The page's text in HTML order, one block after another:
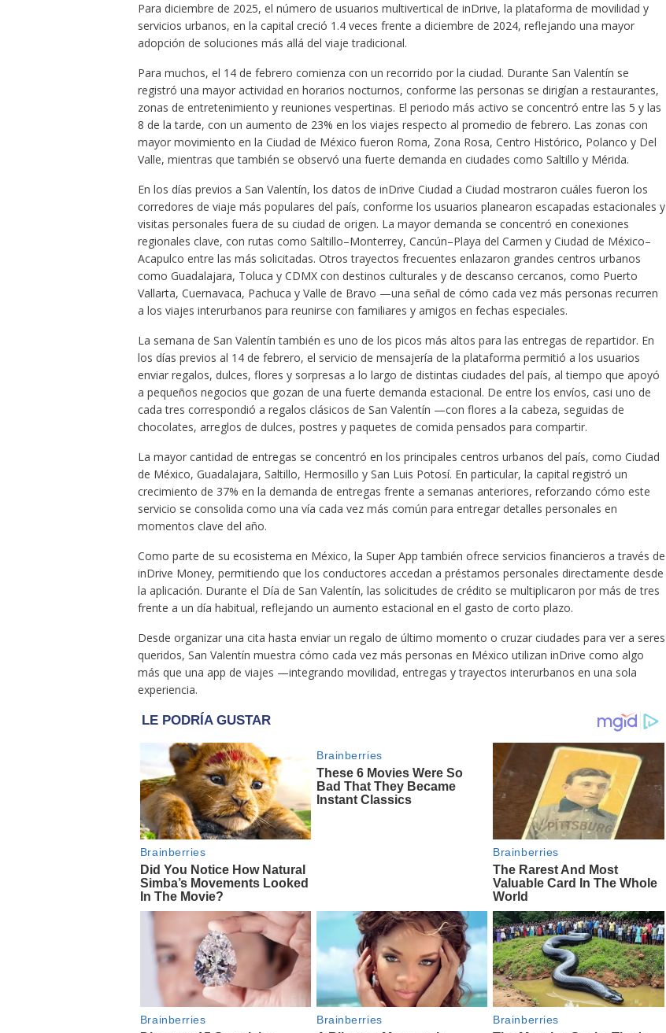
Para diciembre de 2025, el número de usuarios multivertical de inDrive, la plataforma de movilidad y
servicios urbanos, en la capital creció 1.4 veces frente a diciembre de 2024, reflejando una mayor
adopción de soluciones más allá del viaje tradicional.
Para muchos, el 14 de febrero comienza con un recorrido por la ciudad. Durante San Valentín se
registró una mayor actividad en horarios nocturnos, conforme las personas se dirigían a restaurantes,
zonas de entretenimiento y reuniones vespertinas. El periodo más activo se concentró entre las 5 y las
8 de la tarde, con un aumento de 23% en los viajes respecto al promedio de febrero. Las zonas con
mayor movimiento en la Ciudad de México fueron Roma, Zona Rosa, Centro Histórico, Polanco y Del
Valle, mientras que también se observó una fuerte demanda en ciudades como Saltillo y Mérida.
En los días previos a San Valentín, los datos de inDrive Ciudad a Ciudad mostraron cuáles fueron los
corredores de viaje más populares del país, conforme los usuarios planearon escapadas estacionales y
visitas personales fuera de su ciudad de origen. La mayor demanda se concentró en conexiones
regionales clave, con rutas como Saltillo–Monterrey, Cancún–Playa del Carmen y Ciudad de México–
Acapulco entre las más solicitadas. Otros trayectos frecuentes enlazaron grandes centros urbanos
como Guadalajara, Toluca y CDMX con destinos culturales y de descanso cercanos, como Puerto
Vallarta, Cuernavaca, Pachuca y Valle de Bravo —una señal de cómo cada vez más personas recurren
a los viajes interurbanos para reunirse con familiares y amigos en fechas especiales.
La semana de San Valentín también es uno de los picos más altos para las entregas de repartidor. En
los días previos al 14 de febrero, el servicio de mensajería de la plataforma permitió a los usuarios
enviar regalos, dulces, flores y sorpresas a lo largo de distintas ciudades del país, al tiempo que apoyó
a pequeños negocios que gozan de una fuerte demanda estacional. De entre los envíos, casi uno de
cada tres correspondió a regalos clásicos de San Valentín —con flores a la cabeza, seguidas de
chocolates, arreglos de dulces, postres y paquetes de comida pensados para compartir.
La mayor cantidad de entregas se concentró en los principales centros urbanos del país, como Ciudad
de México, Guadalajara, Saltillo, Hermosillo y San Luis Potosí. En particular, la capital registró un
crecimiento de 37% en la demanda de entregas frente a semanas anteriores, reforzando cómo este
servicio se consolida como una vía cada vez más común para entregar detalles personales en
momentos clave del año.
Como parte de su ecosistema en México, la Super App también ofrece servicios financieros a través de
inDrive Money, permitiendo que los conductores accedan a préstamos personales directamente desde
la aplicación. Durante el Día de San Valentín, las solicitudes de crédito se multiplicaron por más de tres
frente a un día habitual, reflejando un aumento estacional en el gasto de corto plazo.
Desde organizar una cita hasta enviar un regalo de último momento o cruzar ciudades para ver a seres
queridos, San Valentín muestra cómo cada vez más personas en México utilizan inDrive como algo
más que una app de viajes —integrando movilidad, entregas y trayectos interurbanos en una sola
experiencia.